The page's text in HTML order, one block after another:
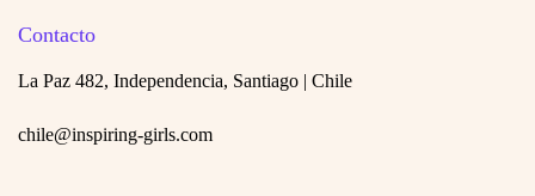
Contacto
La Paz 482, Independencia, Santiago | Chile
chile@inspiring-girls.com